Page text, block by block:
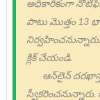
అధికారికంగా
పాటు మొత్తం 13
నిర్వహించనున్నారు.
క్లిక్‌ చేయండి.
ఆన్‌లైన్‌
స్వీకరించనున్నారు.